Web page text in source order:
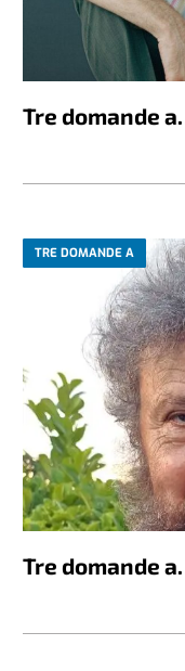
Tre domande
TRE DOMANDE A
Tre domande